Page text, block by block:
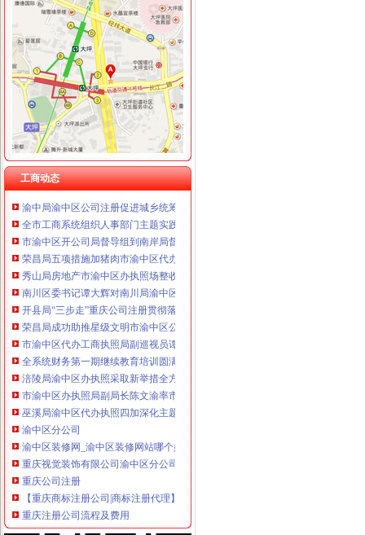
工商动态
工商动态
巴南局渝中区工商登记突出重点加经纪人工作
荣昌局大力规范西部大饲料兽市渝中区代办营业执照场
南岸局六到位加“五.一”渝中区公司注册金周旅游市场监管
大足县委副书记陈中举到工商局调研“效率革”渝中区公司注销工作
潼南局渝中区公司注销大力发展农村经纪人架起农民致富金桥
沙坪坝局四举措努力实现高危行业“零问责”重庆公司注册
九龙坡局渝中区代办营业执照西彭所成功化解啤酒购销群体矛盾纠纷
全市工商系统组织人事部门主题实践活动“三基一化”渝中区代办工商执照建设
市渝中区开公司局督导组到南岸局督导检查工作
荣昌局五项措施加猪肉市渝中区代办工商执照场监管
秀山局房地产市渝中区办执照场整收到五方面成效
南川区委书记谭大辉对南川局渝中区代办公司工作提出四点希望
开县局“三步走”重庆公司注册贯彻落实全市工商局长会议精
荣昌局成功助推星级文明市渝中区公司注册场创建工作
市渝中区代办工商执照局副巡视员谭世贤一行检查指导云局工作
全系统财务第一期继续教育培训圆满完成
涪陵局渝中区办执照采取新举措全方位加执法监督
市渝中区办执照局副局长陈文渝率市检查组督查大足县灾后疫防控工作
巫溪局渝中区代办执照四加深化主题实践活动
渝中区分公司
渝中区装修网_渝中区装修网站哪个好_渝中区装修网有哪些
重庆视觉装饰有限公司渝中区分公司_工商信息_电话_地址_信用信息
重庆公司注册
【重庆商标注册公司|商标注册代理】-重庆赶集网
重庆注册公司流程及费用
渝中区公司注销